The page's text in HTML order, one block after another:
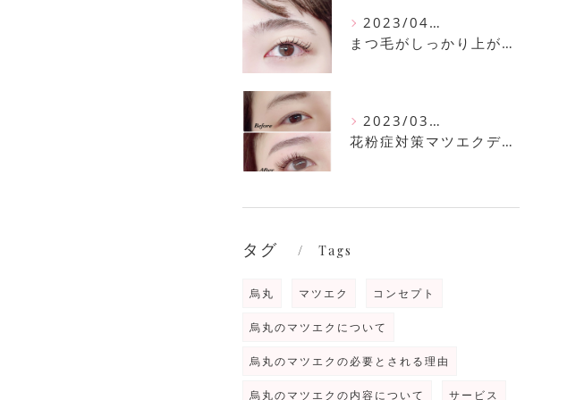
2023/04/11
まつ毛がしっかり上がるまつ毛パーマ
2023/03/30
花粉症対策マツエクデザイン
タグ Tags
烏丸 マツエク コンセプト
烏丸のマツエクについて
烏丸のマツエクの必要とされる理由
烏丸のマツエクの内容について サービス